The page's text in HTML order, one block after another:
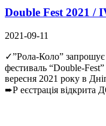
Double Fest 2021 /
2021-09-11
✓”Рола-Коло” запрошує
фестиваль “Double-
вересня 2021 року в
➨Р еєстрація відкрита